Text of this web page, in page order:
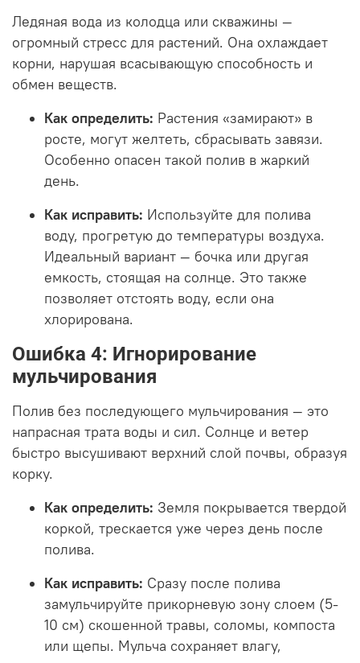
Ледяная вода из колодца или скважины —
огромный стресс для растений. Она охлаждает
корни, нарушая всасывающую способность и
обмен веществ.
Как определить: Растения «замирают» в
росте, могут желтеть, сбрасывать завязи.
Особенно опасен такой полив в жаркий
день.
Как исправить: Используйте для полива
воду, прогретую до температуры воздуха.
Идеальный вариант — бочка или другая
емкость, стоящая на солнце. Это также
позволяет отстоять воду, если она
хлорирована.
Ошибка 4: Игнорирование
мульчирования
Полив без последующего мульчирования — это
напрасная трата воды и сил. Солнце и ветер
быстро высушивают верхний слой почвы, образуя
корку.
Как определить: Земля покрывается твердой
коркой, трескается уже через день после
полива.
Как исправить: Сразу после полива
замульчируйте прикорневую зону слоем (5-
10 см) скошенной травы, соломы, компоста
или щепы. Мульча сохраняет влагу,